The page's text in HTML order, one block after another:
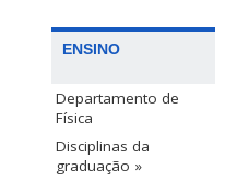
ENSINO
Departamento de
Física
Disciplinas da
graduação »